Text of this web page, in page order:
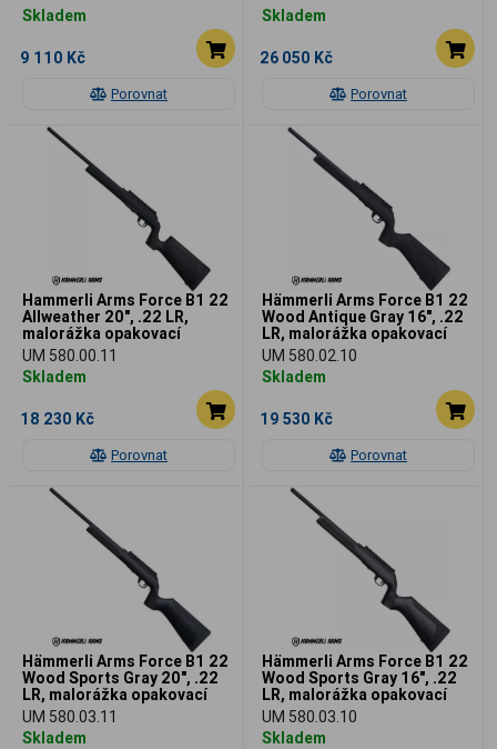
Porovnat
Skladem
9 110 Kč
Porovnat
Skladem
26 050 Kč
Porovnat
Hammerli Arms Force B1 22
Allweather 20", .22 LR,
malorážka opakovací
UM 580.00.11
Skladem
18 230 Kč
Porovnat
Hämmerli Arms Force B1 22
Wood Antique Gray 16", .22
LR, malorážka opakovací
UM 580.02.10
Skladem
19 530 Kč
Hämmerli Arms Force B1 22
Wood Sports Gray 20", .22
LR, malorážka opakovací
UM 580.03.11
Skladem
Hämmerli Arms Force B1 22
Wood Sports Gray 16", .22
LR, malorážka opakovací
UM 580.03.10
Skladem